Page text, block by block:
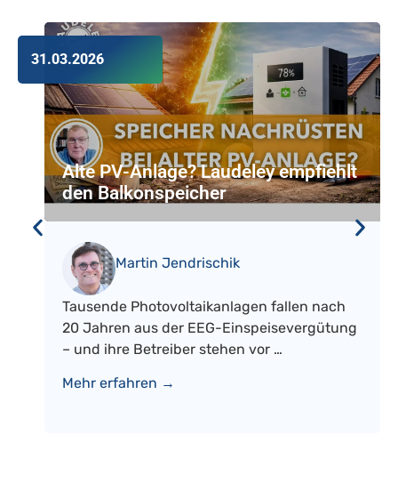
Alte PV-Anlage? Laudeley empfiehlt
den Balkonspeicher
Martin Jendrischik
Tausende Photovoltaikanlagen fallen nach
20 Jahren aus der EEG-Einspeisevergütung
– und ihre Betreiber stehen vor …
Mehr erfahren →
31.03.2026